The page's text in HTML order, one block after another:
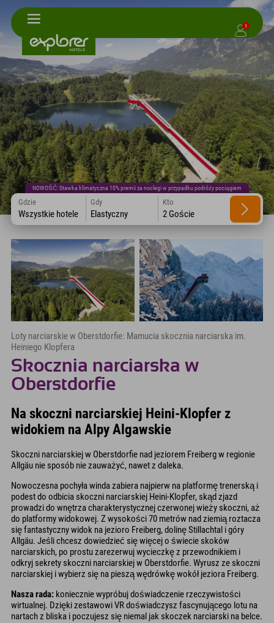
1
NOWOŚĆ: Stawka klimatyczna 10% premii za noclegi w przypadku podróży pociągiem
Gdzie
Wszystkie hotele
Gdy
Elastyczny
Kto
2 Goście
Loty narciarskie w Oberstdorfie: Mamucia skocznia narciarska im.
Heiniego Klopfera
Skocznia narciarska w
Oberstdorfie
Na skoczni narciarskiej Heini-Klopfer z
widokiem na Alpy Algawskie
Skoczni narciarskiej w Oberstdorfie nad jeziorem Freiberg w regionie
Allgäu nie sposób nie zauważyć, nawet z daleka.
Nowoczesna pochyła winda zabiera najpierw na platformę trenerską i
podest do odbicia skoczni narciarskiej Heini-Klopfer, skąd zjazd
prowadzi do wnętrza charakterystycznej czerwonej wieży skoczni, aż
do platformy widokowej. Z wysokości 70 metrów nad ziemią roztacza
się fantastyczny widok na jezioro Freiberg, dolinę Stillachtal i góry
Allgäu. Jeśli chcesz dowiedzieć się więcej o świecie skoków
narciarskich, po prostu zarezerwuj wycieczkę z przewodnikiem i
odkryj sekrety skoczni narciarskiej w Oberstdorfie. Wyrusz ze skoczni
narciarskiej i wybierz się na pieszą wędrówkę wokół jeziora Freiberg.
Nasza rada: koniecznie wypróbuj doświadczenie rzeczywistości
wirtualnej. Dzięki zestawowi VR doświadczysz fascynującego lotu na
nartach z bliska i poczujesz się niemal jak skoczek narciarski na belce.